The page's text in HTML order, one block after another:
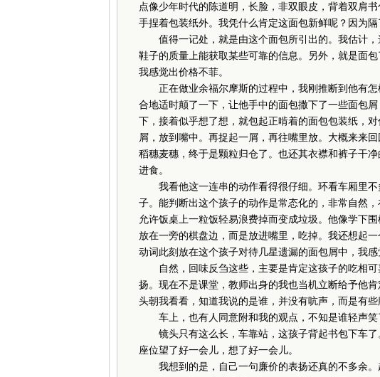
点像少年时代的陈道明，长脸，非双眼皮，背着双肩
手捏着包装纸外。我凭什么肯定这面包新鲜呢？因为
值得一记处，就是由这个面包所引出的。我估计，
鞋子的质量上能获取某些可靠的信息。另外，就是面
我感觉出价格不菲。
正在做业余福尔摩斯的过程中，我刚推断到他有怎
合地适时颠了一下，让他手中的面包撒下了一些面包
下，接着似乎想了想，就包起正啃着的面包包装纸，
屑，放到嘴中。再捉起一屑，再往嘴里放。大概来来
稻穗麦穗，终于是颗粒归仓了。也还其衣襟和裤子干
进食。
我看他这一连串的动作看得很仔细。环看车厢里不
子。能判断出这个孩子的动作是常态化的，非常自然
允许饭桌上一粒饭轻易浪费掉而变成垃圾。他像学下
放在一旁的棋盘边，而是放进嘴里，吃掉。我还想起
动词此刻放在这个孩子对待几星遗漏的面包屑中，我
自然，回味反刍这些，主要是肯定这孩子的吃相可
扬。现在不是课堂，教师出身的我也当机立断给予他
头朝我看看，知道我说的是谁，并没有吭声，而是有
车上，也有人同意附和我的观点，不知是谁轻声笑
镜头只有这么长，车靠站，这孩子背起书包下车了
座位望了好一会儿，想了好一会儿。
我想到的是，自己一句廉价的表扬还真的不多余。